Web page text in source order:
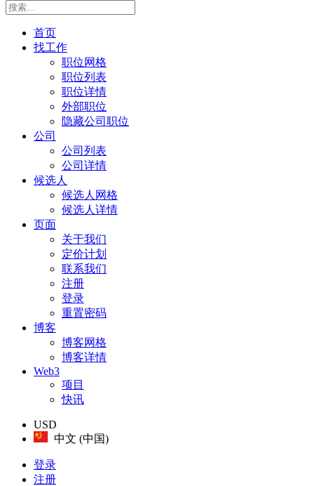
首页
找工作
职位网格
职位列表
职位详情
外部职位
隐藏公司职位
公司
公司列表
公司详情
候选人
候选人网格
候选人详情
页面
关于我们
定价计划
联系我们
注册
登录
重置密码
博客
博客网格
博客详情
Web3
项目
快讯
USD
中文 (中国)
登录
注册